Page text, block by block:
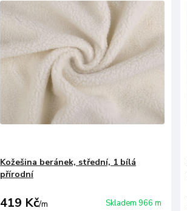
Kožešina beránek, střední, 1 bílá
přírodní
419 Kč/m Skladem 966 m